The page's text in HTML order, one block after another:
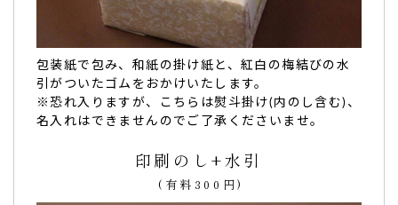
ご購入頂いた商品：卒園祝いの名入れ・メッセージ入りどら
焼き「もじどら」（10個入り）
誕生日お祝いとして。名前入りの商品に感激し大
包装紙で包み、和紙の掛け紙と、紅白の梅結びの水
引がついたゴムをおかけいたします。
※恐れ入りますが、こちらは熨斗掛け(内のし含む)、
名入れはできませんのでご了承くださいませ。
印刷のし+水引
(有料300円)